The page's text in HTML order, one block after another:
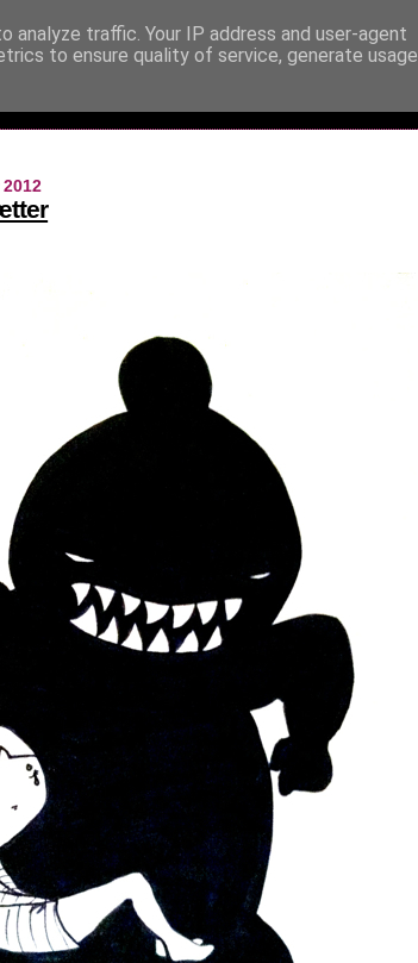
traffic. Your IP address and user-agent
to ensure quality of service, generate usage